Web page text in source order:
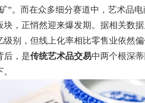
”。而在众多细分赛道中，艺术品
块，正悄然迎来爆发期。据相关数
级别，但线上化率相比零售业依然
后，是传统艺术品交易中两个根深